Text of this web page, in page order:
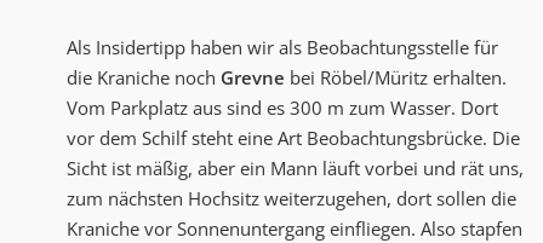
Als Insidertipp haben wir als Beobachtungsstelle für
die Kraniche noch Grevne bei Röbel/Müritz erhalten.
Vom Parkplatz aus sind es 300 m zum Wasser. Dort
vor dem Schilf steht eine Art Beobachtungsbrücke. Die
Sicht ist mäßig, aber ein Mann läuft vorbei und rät uns,
zum nächsten Hochsitz weiterzugehen, dort sollen die
Kraniche vor Sonnenuntergang einfliegen. Also stapfen